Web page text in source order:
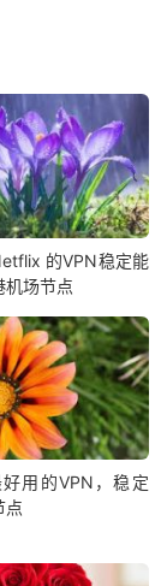
的VPN稳定能
机场节点
用的VPN，稳定
点